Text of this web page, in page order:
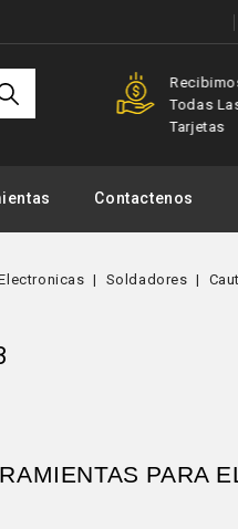
Para
Todas
Tarjetas
Contactenos
Soldadores
PARA